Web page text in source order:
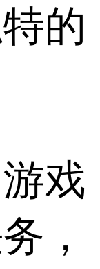
的
戏
，